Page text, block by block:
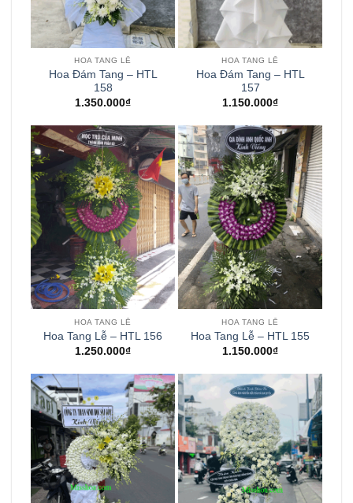
HOA TANG LỄ
Hoa Đám Tang – HTL
158
1.350.000₫
HOA TANG LỄ
Hoa Đám Tang – HTL
157
1.150.000₫
HOA TANG LỄ
Hoa Tang Lễ – HTL 156
1.250.000₫
HOA TANG LỄ
Hoa Tang Lễ – HTL 155
1.150.000₫